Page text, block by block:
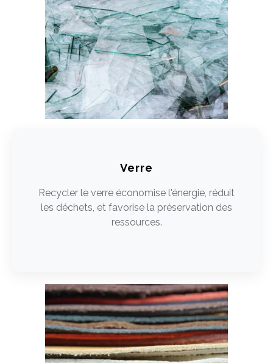
Verre
Recycler le verre économise l'énergie, réduit
les déchets, et favorise la préservation des
ressources.